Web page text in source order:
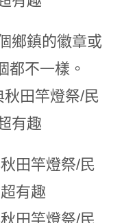
鄉鎮的徽章或
都不一樣。